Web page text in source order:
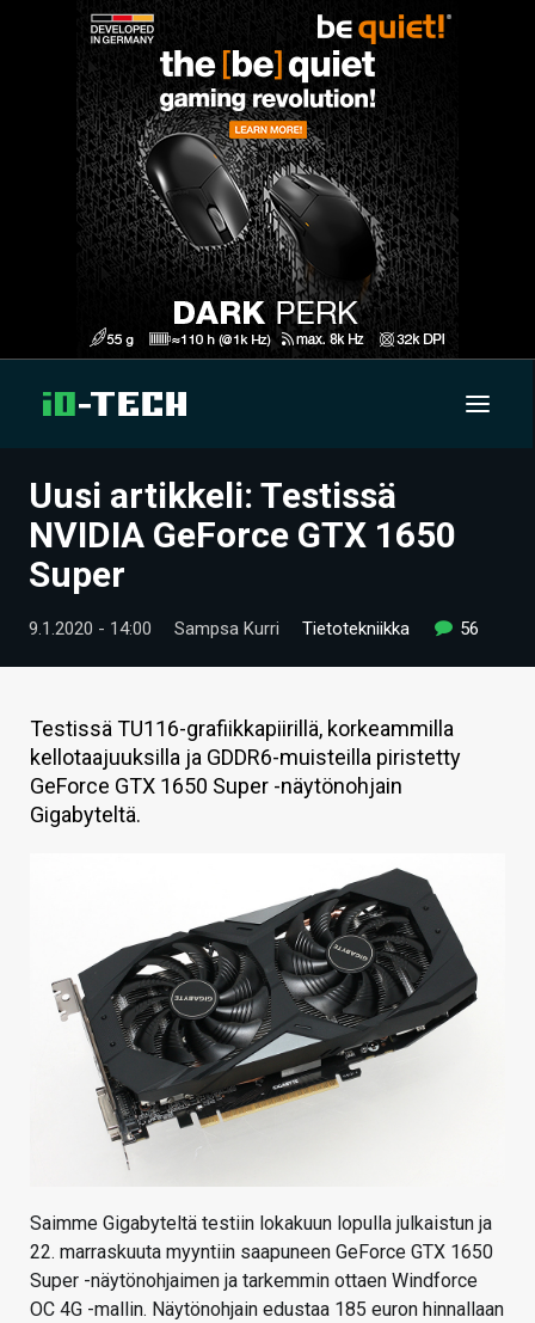
UUTISET
ARTIKKELIT
VIDEOT
TECHBBS
TIETOA
HINTA.FI
KAUPPA
HAKU
Uusi artikkeli: Testissä
NVIDIA GeForce GTX 1650
Super
9.1.2020 - 14:00 Sampsa Kurri Tietotekniikka 56
Testissä TU116-grafiikkapiirillä, korkeammilla
kellotaajuuksilla ja GDDR6-muisteilla piristetty
GeForce GTX 1650 Super -näytönohjain
Gigabyteltä.
Saimme Gigabyteltä testiin lokakuun lopulla julkaistun ja
22. marraskuuta myyntiin saapuneen GeForce GTX 1650
Super -näytönohjaimen ja tarkemmin ottaen Windforce
OC 4G -mallin. Näytönohjain edustaa 185 euron hinnallaan